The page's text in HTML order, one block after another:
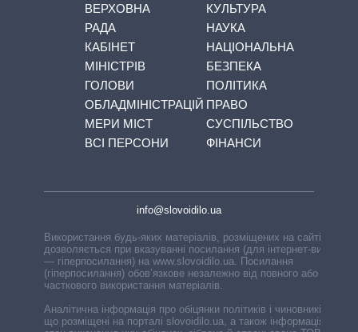
ВЕРХОВНА
РАДА
КАБІНЕТ
МІНІСТРІВ
ГОЛОВИ
ОБЛАДМІНІСТРАЦІЙ
МЕРИ МІСТ
ВСІ ПЕРСОНИ
КУЛЬТУРА
НАУКА
НАЦІОНАЛЬНА
БЕЗПЕКА
ПОЛІТИКА
ПРАВО
СУСПІЛЬСТВО
ФІНАНСИ
info@slovoidilo.ua
Використання будь-яких матеріалів, розміщених на сайті,
дозволяється при вказуванні посилання (для інтернет-видань
— гіперпосилання) на www.slovoidilo.ua. Посилання
(гіперпосилання) обов’язкове незалежно від повного або
часткового використання матеріалів.
Аналітична інформація про обіцянки політиків і чиновників,
що розміщені на порталі slovoidilo.ua, а також інформація про